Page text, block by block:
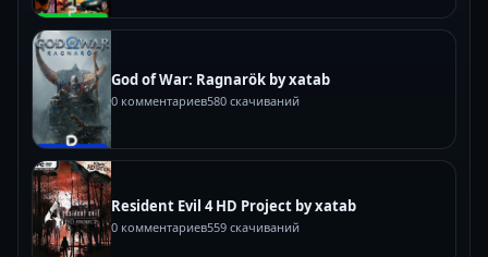
God of War: Ragnarök by xatab
0 комментариев580 скачиваний
Resident Evil 4 HD Project by xatab
0 комментариев559 скачиваний